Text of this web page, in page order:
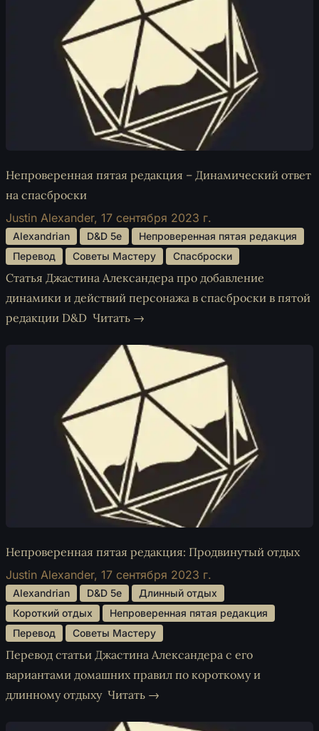
Непроверенная пятая редакция – Динамический ответ
на спасброски
Justin Alexander, 17 сентября 2023 г.
Alexandrian D&D 5e
Непроверенная пятая редакция
Перевод
Советы Мастеру Спасброски
Статья Джастина Александера про добавление
динамики и действий персонажа в спасброски в пятой
редакции D&D Читать →
Непроверенная пятая редакция: Продвинутый отдых
Justin Alexander, 17 сентября 2023 г.
Alexandrian D&D 5e
Длинный отдых
Короткий отдых
Непроверенная пятая редакция
Перевод
Советы Мастеру
Перевод статьи Джастина Александера с его
вариантами домашних правил по короткому и
длинному отдыху Читать →